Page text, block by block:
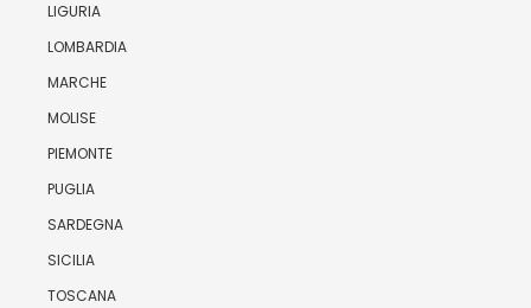
LIGURIA
LOMBARDIA
MARCHE
MOLISE
PIEMONTE
PUGLIA
SARDEGNA
SICILIA
TOSCANA